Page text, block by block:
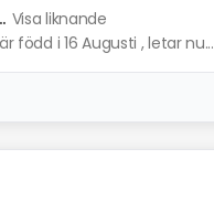
Visa liknande
född i 16 Augusti , letar nu...